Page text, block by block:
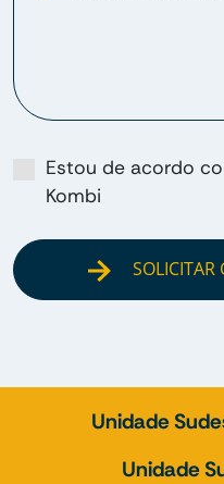
Estou de acordo
Kombi
SOLICITAR
Unidade
Unidade